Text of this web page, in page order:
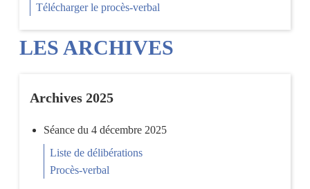
Télécharger le procès-verbal
LES ARCHIVES
Archives 2025
Séance du 4 décembre 2025
Liste de délibérations
Procès-verbal